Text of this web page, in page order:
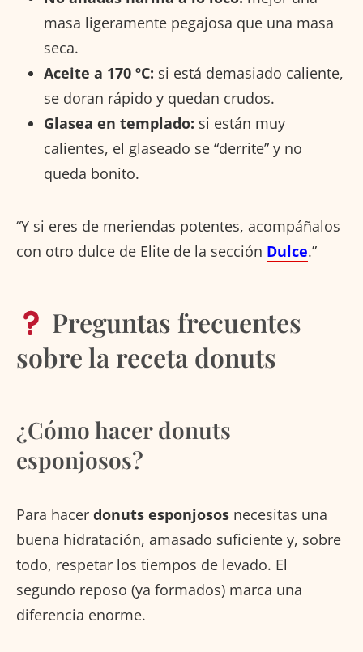
masa ligeramente pegajosa que una masa
seca.
Aceite a 170 ºC: si está demasiado caliente,
se doran rápido y quedan crudos.
Glasea en templado: si están muy
calientes, el glaseado se “derrite” y no
queda bonito.
“Y si eres de meriendas potentes, acompáñalos
con otro dulce de Elite de la sección Dulce.”
Preguntas frecuentes
sobre la receta donuts
¿Cómo hacer donuts
esponjosos?
Para hacer donuts esponjosos necesitas una
buena hidratación, amasado suficiente y, sobre
todo, respetar los tiempos de levado. El
segundo reposo (ya formados) marca una
diferencia enorme.